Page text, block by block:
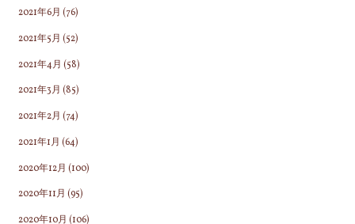
2021年6月 (76)
2021年5月 (52)
2021年4月 (58)
2021年3月 (85)
2021年2月 (74)
2021年1月 (64)
2020年12月 (100)
2020年11月 (95)
2020年10月 (106)